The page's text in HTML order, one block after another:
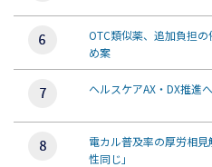
OTC類似薬、追加負担
め案
ヘルスケアAX・DX推
電カル普及率の厚労相
性同じ」